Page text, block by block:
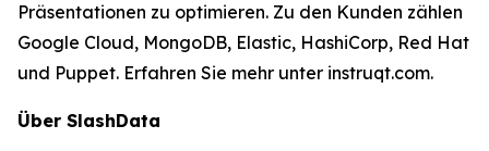
Präsentationen zu optimieren. Zu den Kunden zählen
Google Cloud, MongoDB, Elastic, HashiCorp, Red Hat
und Puppet. Erfahren Sie mehr unter instruqt.com.
Über SlashData